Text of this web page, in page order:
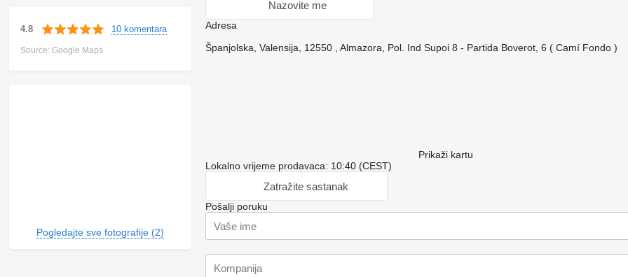
4.8 10 komentara
Source: Google Maps
Pogledajte sve fotografije (2)
Nazovite me
Adresa
Španjolska, Valensija, 12550 , Almazora, Pol. Ind Supoi 8 - Partida Boverot, 6 ( Camí Fondo )
Prikaži kartu
Lokalno vrijeme prodavaca: 10:40 (CEST)
Zatražite sastanak
Pošalji poruku